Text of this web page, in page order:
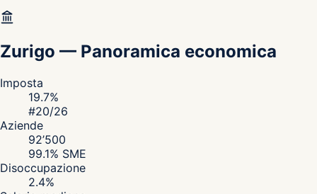
Zurigo — Panoramica economica
Imposta
19.7%
#20/26
Aziende
92’500
99.1% SME
Disoccupazione
2.4%